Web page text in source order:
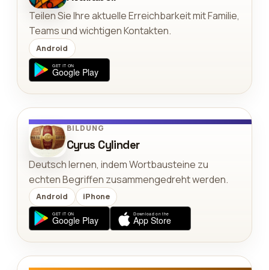
Teilen Sie Ihre aktuelle Erreichbarkeit mit Familie,
Teams und wichtigen Kontakten.
Android
BILDUNG
Cyrus Cylinder
Deutsch lernen, indem Wortbausteine zu
echten Begriffen zusammengedreht werden.
Android iPhone